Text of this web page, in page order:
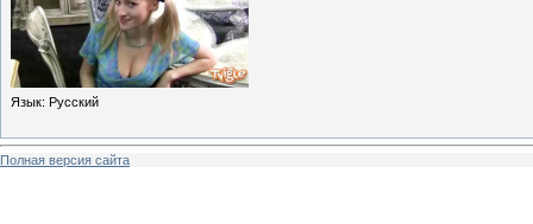
Язык: Русский
Полная версия сайта